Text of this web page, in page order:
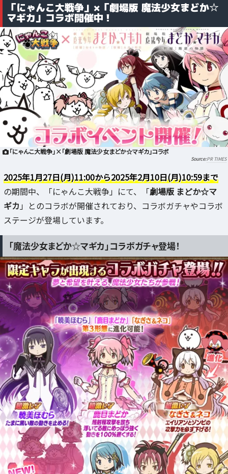
「にゃんこ大戦争」×「劇場版 魔法少女まどか☆
マギカ」コラボ開催中！
「にゃんこ大戦争」×「劇場版 魔法少女まどか☆マギカ」コラボ
PR TIMES
2025年1月27日(月)11:00から2025年2月10日(月)10:59まで
の期間中、「にゃんこ大戦争」にて、「劇場版 まどか☆マ
ギカ 」とのコラボが開催されており、コラボガチャやコラボ
ステージが登場しています。
「魔法少女まどか☆マギカ」コラボガチャ登場！